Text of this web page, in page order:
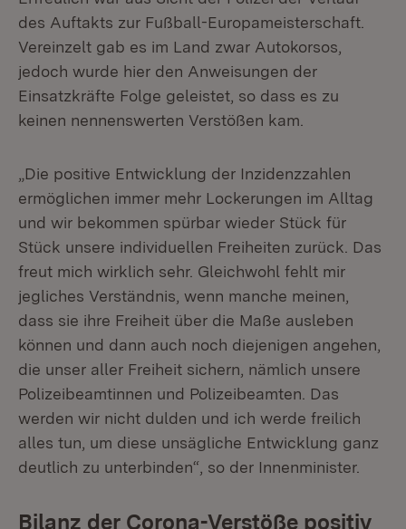
des Auftakts zur Fußball-Europameisterschaft.
Vereinzelt gab es im Land zwar Autokorsos,
jedoch wurde hier den Anweisungen der
Einsatzkräfte Folge geleistet, so dass es zu
keinen nennenswerten Verstößen kam.
„Die positive Entwicklung der Inzidenzzahlen
ermöglichen immer mehr Lockerungen im Alltag
und wir bekommen spürbar wieder Stück für
Stück unsere individuellen Freiheiten zurück. Das
freut mich wirklich sehr. Gleichwohl fehlt mir
jegliches Verständnis, wenn manche meinen,
dass sie ihre Freiheit über die Maße ausleben
können und dann auch noch diejenigen angehen,
die unser aller Freiheit sichern, nämlich unsere
Polizeibeamtinnen und Polizeibeamten. Das
werden wir nicht dulden und ich werde freilich
alles tun, um diese unsägliche Entwicklung ganz
deutlich zu unterbinden“, so der Innenminister.
Bilanz der Corona-Verstöße positiv